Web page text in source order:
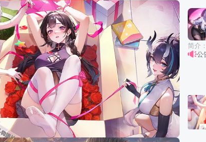
巧，
球、具
玩越有料——超耐
建全
广度
传奇也能凑
役遗
海量
懂你，深耕极致体
简介
雪儿
C位
成受益终身。 【全员UR，策略
卡也能升
不断，
手软
公